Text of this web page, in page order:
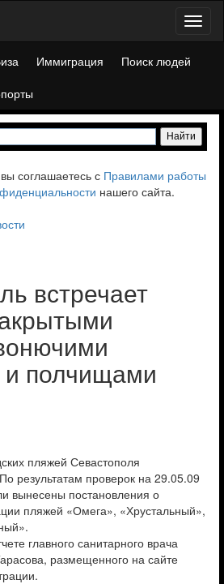
Иммиграция
Поиск людей
соглашаетесь с Правилами работы
нашего сайта.
встречает
и полчищами
пляжей Севастополя
результатам проверок на 29.05.09
вынесены постановления о
пляжей «Омега», «Хрустальный»,
главного санитарного врача
размещенного на сайте